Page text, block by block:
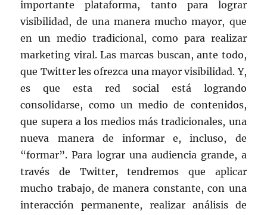
importante plataforma, tanto para lograr
visibilidad, de una manera mucho mayor, que
en un medio tradicional, como para realizar
marketing viral. Las marcas buscan, ante todo,
que Twitter les ofrezca una mayor visibilidad. Y,
es que esta red social está logrando
consolidarse, como un medio de contenidos,
que supera a los medios más tradicionales, una
nueva manera de informar e, incluso, de
“formar”. Para lograr una audiencia grande, a
través de Twitter, tendremos que aplicar
mucho trabajo, de manera constante, con una
interacción permanente, realizar análisis de